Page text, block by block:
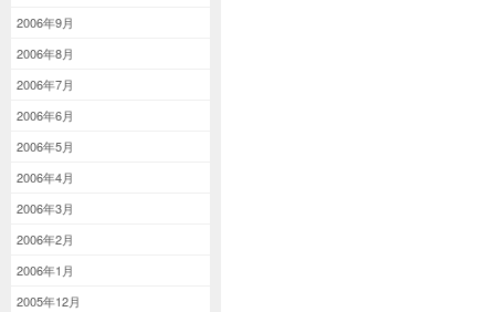
2006年9月
2006年8月
2006年7月
2006年6月
2006年5月
2006年4月
2006年3月
2006年2月
2006年1月
2005年12月